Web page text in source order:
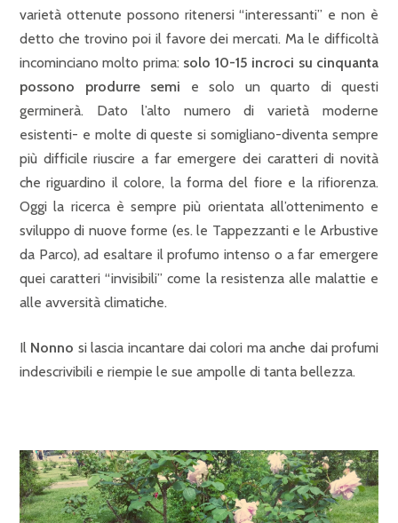
varietà ottenute possono ritenersi “interessanti” e non è
detto che trovino poi il favore dei mercati. Ma le difficoltà
incominciano molto prima: solo 10-15 incroci su cinquanta
possono produrre semi e solo un quarto di questi
germinerà. Dato l’alto numero di varietà moderne
esistenti- e molte di queste si somigliano-diventa sempre
più difficile riuscire a far emergere dei caratteri di novità
che riguardino il colore, la forma del fiore e la rifiorenza.
Oggi la ricerca è sempre più orientata all’ottenimento e
sviluppo di nuove forme (es. le Tappezzanti e le Arbustive
da Parco), ad esaltare il profumo intenso o a far emergere
quei caratteri “invisibili” come la resistenza alle malattie e
alle avversità climatiche.
Il Nonno si lascia incantare dai colori ma anche dai profumi
indescrivibili e riempie le sue ampolle di tanta bellezza.